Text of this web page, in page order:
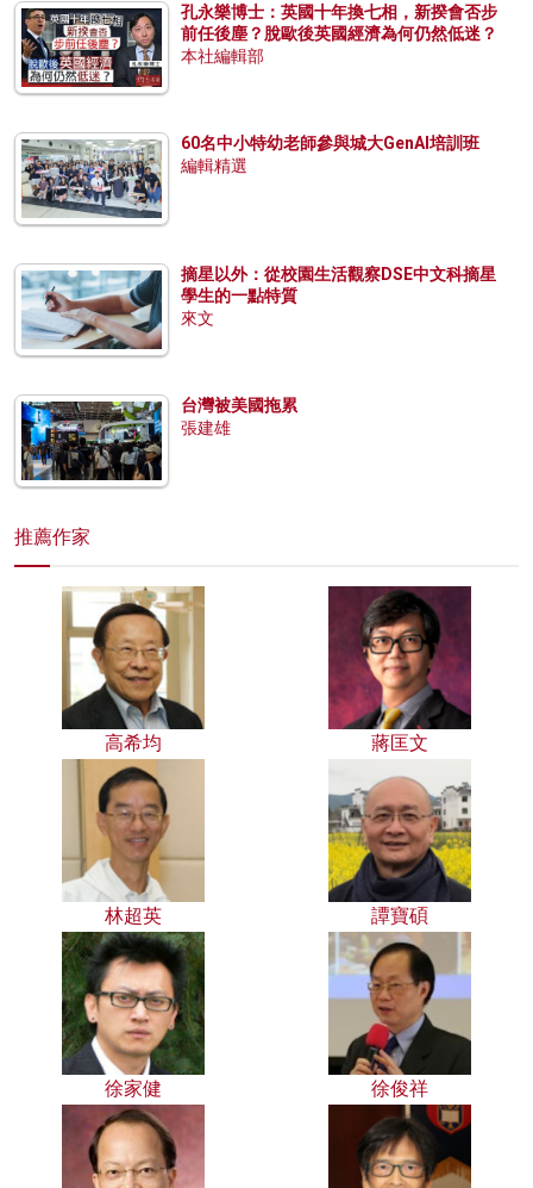
孔永樂博士：英國十年換七相，新揆會否步
前任後塵？脫歐後英國經濟為何仍然低迷？
本社編輯部
60名中小特幼老師參與城大GenAI培訓班
編輯精選
摘星以外：從校園生活觀察DSE中文科摘星
學生的一點特質
來文
台灣被美國拖累
張建雄
推薦作家
高希均 蔣匡文
林超英 譚寶碩
徐家健 徐俊祥